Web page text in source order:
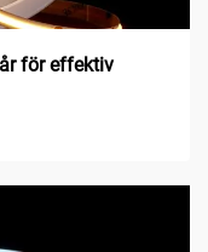
för effektiv